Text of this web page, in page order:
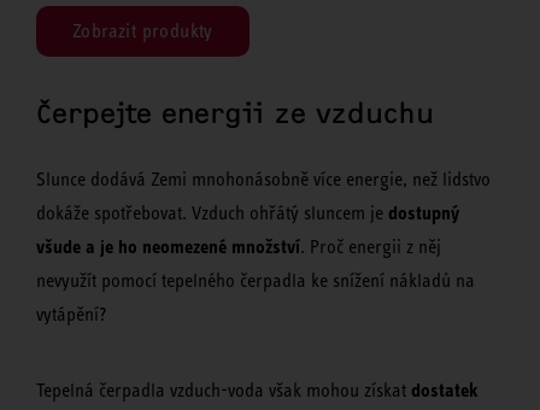
Zobrazit produkty
Čerpejte energii ze vzduchu
Slunce dodává Zemi mnohonásobně více energie, než lidstvo
dokáže spotřebovat. Vzduch ohřátý sluncem je dostupný
všude a je ho neomezené množství. Proč energii z něj
nevyužít pomocí tepelného čerpadla ke snížení nákladů na
vytápění?
Tepelná čerpadla vzduch-voda však mohou získat dostatek